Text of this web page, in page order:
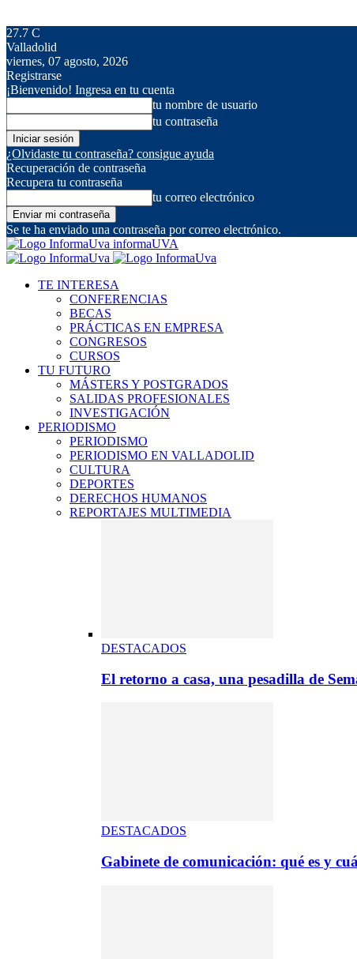
27.7 C
Valladolid
viernes, 07 agosto, 2026
Registrarse
¡Bienvenido! Ingresa en tu cuenta
tu nombre de usuario
tu contraseña
¿Olvidaste tu contraseña? consigue ayuda
Recuperación de contraseña
Recupera tu contraseña
tu correo electrónico
Se te ha enviado una contraseña por correo electrónico.
informaUVA
TE INTERESA
CONFERENCIAS
BECAS
PRÁCTICAS EN EMPRESA
CONGRESOS
CURSOS
TU FUTURO
MÁSTERS Y POSTGRADOS
SALIDAS PROFESIONALES
INVESTIGACIÓN
PERIODISMO
PERIODISMO
PERIODISMO EN VALLADOLID
CULTURA
DEPORTES
DERECHOS HUMANOS
REPORTAJES MULTIMEDIA
DESTACADOS
El retorno a casa, una pesadilla de
DESTACADOS
Gabinete de comunicación: qué es y